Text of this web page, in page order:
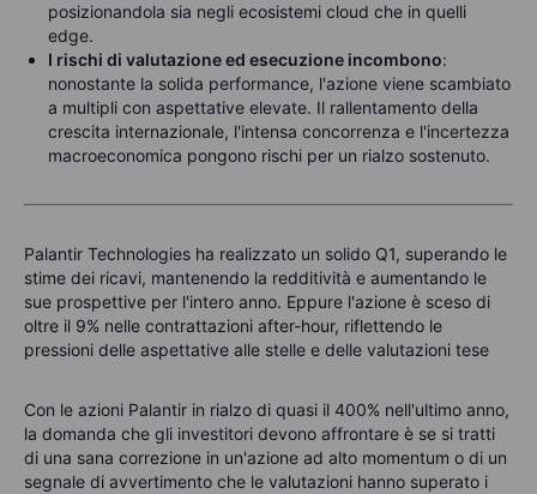
posizionandola sia negli ecosistemi cloud che in quelli
edge.
I rischi di valutazione ed esecuzione incombono:
nonostante la solida performance, l'azione viene scambiato
a multipli con aspettative elevate. Il rallentamento della
crescita internazionale, l'intensa concorrenza e l'incertezza
macroeconomica pongono rischi per un rialzo sostenuto.
Palantir Technologies ha realizzato un solido Q1, superando le
stime dei ricavi, mantenendo la redditività e aumentando le
sue prospettive per l'intero anno. Eppure l'azione è sceso di
oltre il 9% nelle contrattazioni after-hour, riflettendo le
pressioni delle aspettative alle stelle e delle valutazioni tese
Con le azioni Palantir in rialzo di quasi il 400% nell'ultimo anno,
la domanda che gli investitori devono affrontare è se si tratti
di una sana correzione in un'azione ad alto momentum o di un
segnale di avvertimento che le valutazioni hanno superato i